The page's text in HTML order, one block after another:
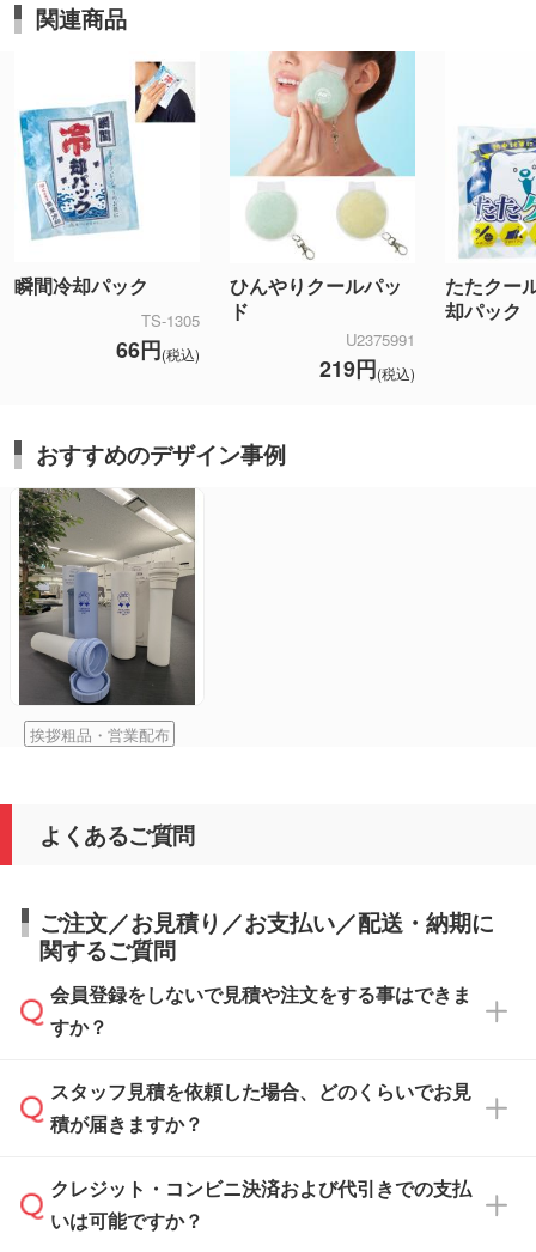
関連商品
瞬間冷却パック
TS-1305
66円(税込)
ひんやりクールパッ
ド
U2375991
219円(税込)
たたクー
却パック
おすすめのデザイン事例
挨拶粗品・営業配布
よくあるご質問
ご注文／お見積り／お支払い／配送・納期に
関するご質問
会員登録をしないで見積や注文をする事はできま
すか？
可能です。見積・注文フォームにて『ゲストの
まま進む』ボタンからお進みのうえ、ご依頼く
スタッフ見積を依頼した場合、どのくらいでお見
積が届きますか？
通常、翌営業日までにお送りしております。混
雑状況によっては、お時間をいただくこともご
クレジット・コンビニ決済および代引きでの支払
いは可能ですか？